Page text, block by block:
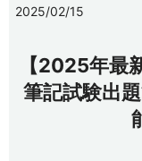
2025/02/15
【2025年最
筆記試験出